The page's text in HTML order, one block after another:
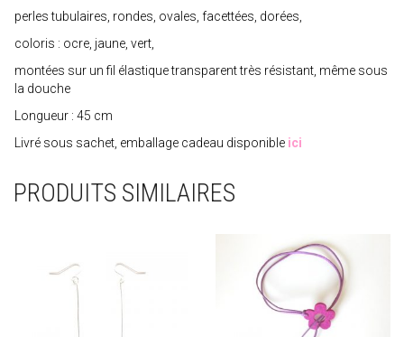
perles tubulaires, rondes, ovales, facettées, dorées,
coloris : ocre, jaune, vert,
montées sur un fil élastique transparent très résistant, même sous
la douche
Longueur : 45 cm
Livré sous sachet, emballage cadeau disponible ici
PRODUITS SIMILAIRES